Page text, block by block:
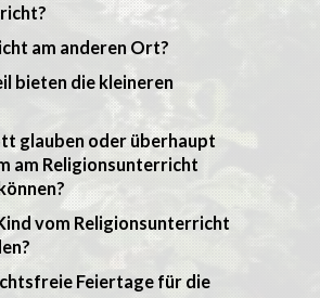
am anderen Ort?
bieten die kleineren
glauben oder überhaupt
am Religionsunterricht
vom Religionsunterricht
Feiertage für die